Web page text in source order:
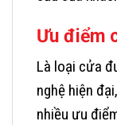
Ưu điểm
Là loại cửa
nghệ hiện
nhiều ưu